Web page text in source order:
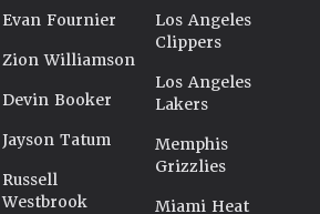
Evan Fournier
Zion Williamson
Devin Booker
Jayson Tatum
Russell
Westbrook
Los Angeles
Clippers
Los Angeles
Lakers
Memphis
Grizzlies
Miami Heat